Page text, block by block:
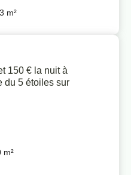
m²
150 € la nuit à
du 5 étoiles sur
m²